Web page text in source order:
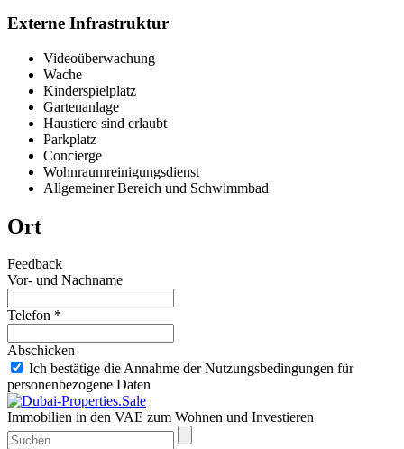
Externe Infrastruktur
Videoüberwachung
Wache
Kinderspielplatz
Gartenanlage
Haustiere sind erlaubt
Parkplatz
Concierge
Wohnraumreinigungsdienst
Allgemeiner Bereich und Schwimmbad
Ort
Feedback
Vor- und Nachname
Telefon *
Abschicken
Ich bestätige die Annahme der Nutzungsbedingungen für
personenbezogene Daten
Immobilien in den VAE zum Wohnen und Investieren